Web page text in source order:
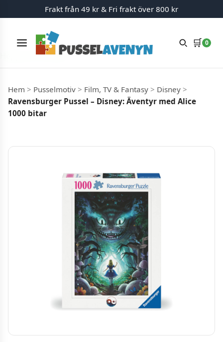
Hoppa till innehåll
Frakt från 49 kr & Fri frakt över 800 kr
Meny 🛒 0
Hem > Pusselmotiv > Film, TV & Fantasy > Disney >
Ravensburger Pussel – Disney: Äventyr med Alice
1000 bitar